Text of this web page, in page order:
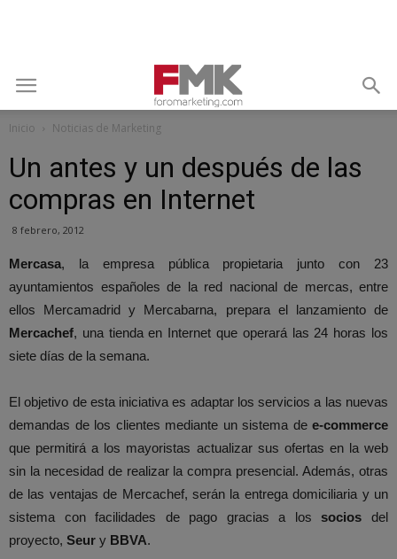
Inicio Noticias de Marketing
Un antes y un después de las
compras en Internet
8 febrero, 2012
Mercasa, la empresa pública propietaria junto con 23
ayuntamientos españoles de la red nacional de mercas, entre
ellos Mercamadrid y Mercabarna, prepara el lanzamiento de
Mercachef, una tienda en Internet que operará las 24 horas los
siete días de la semana.
El objetivo de esta iniciativa es adaptar los servicios a las nuevas
demandas de los clientes mediante un sistema de e-commerce
que permitirá a los mayoristas actualizar sus ofertas en la web
sin la necesidad de realizar la compra presencial. Además, otras
de las ventajas de Mercachef, serán la entrega domiciliaria y un
sistema con facilidades de pago gracias a lossociosdel
proyecto, Seur y BBVA.